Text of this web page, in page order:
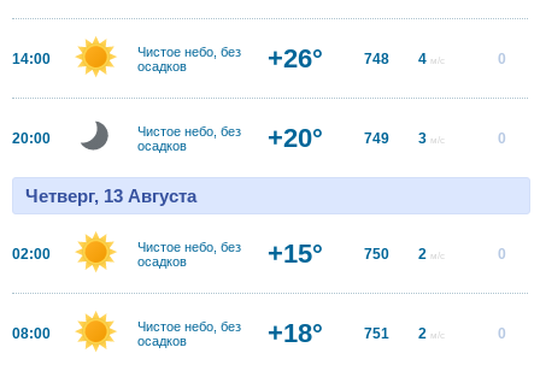
14:00
Чистое небо, без
осадков
+26° 748 4 м/с 0
20:00
Чистое небо, без
осадков
+20° 749 3 м/с 0
Четверг, 13 Августа
02:00
Чистое небо, без
осадков
+15° 750 2 м/с 0
08:00
Чистое небо, без
осадков
+18° 751 2 м/с 0